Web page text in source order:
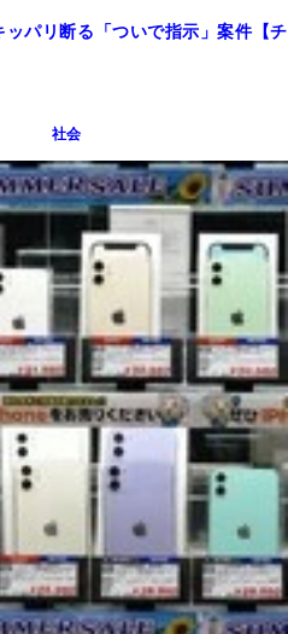
パリ断る「ついで指示」案件【チ
社会